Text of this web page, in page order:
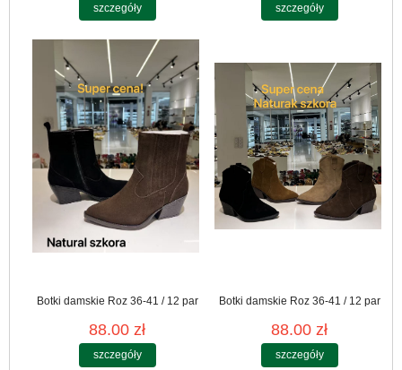
szczegóły szczegóły
Botki damskie Roz 36-41 / 12 par
88.00 zł
szczegóły
Botki damskie Roz 36-41 / 12 par
88.00 zł
szczegóły